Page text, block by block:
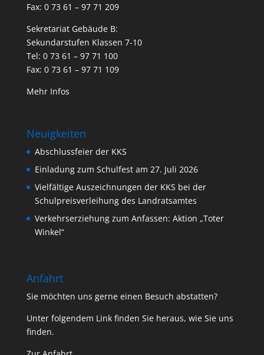
Fax: 0 73 61 – 97 71 209
Sekretariat Gebäude B:
Sekundarstufen Klassen 7-10
Tel: 0 73 61 – 97 71 100
Fax: 0 73 61 – 97 71 109
Mehr Infos
Neuigkeiten
Abschlussfeier der KKS
Einladung zum Schulfest am 27. Juli 2026
Vielfältige Auszeichnungen der KKS bei der
Schulpreisverleihung des Landratsamtes
Verkehrserziehung zum Anfassen: Aktion „Toter
Winkel“
Anfahrt
Sie möchten uns gerne einen Besuch abstatten?
Unter folgendem Link finden Sie heraus, wie Sie uns
finden.